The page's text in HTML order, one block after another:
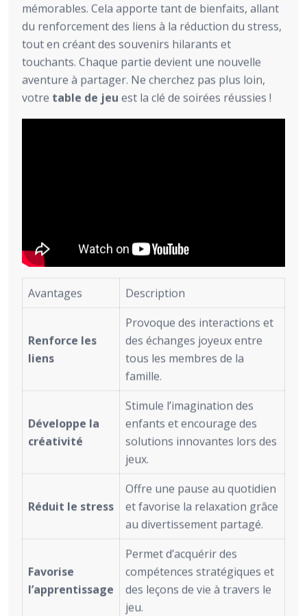
mémorables. Cela apporte tant de bienfaits, allant
du renforcement des liens à la réduction du stress,
tout en créant des souvenirs hilarants et
touchants. Chaque partie devient une nouvelle
aventure à partager. Ne cherchez pas plus loin,
votre table de jeu est la clé de soirées réussies !
Avantages Description
Renforce les
liens
Provoque des interactions et
des échanges joyeux entre
tous les membres de la
famille.
Développe la
créativité
Stimule l’imagination des
enfants et encourage des
solutions innovantes lors des
jeux.
Réduit le stress
Offre une pause au quotidien
et favorise la relaxation grâce
au divertissement partagé.
Favorise
l’apprentissage
Permet d’acquérir des
compétences stratégiques et
des leçons de vie à travers le
jeu.